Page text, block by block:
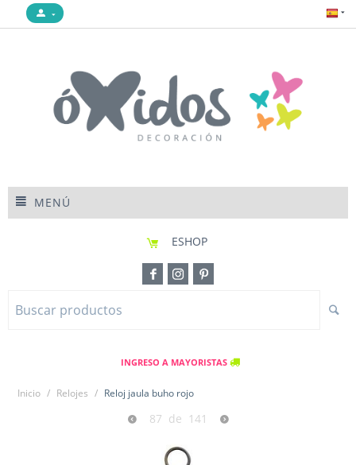
MENÚ
ESHOP
INGRESO A MAYORISTAS
Inicio / Relojes / Reloj jaula buho rojo
87 de 141